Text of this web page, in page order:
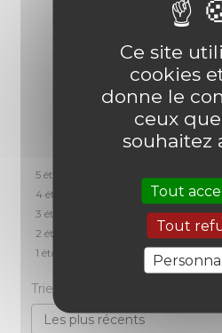
4/
contrôle
Voir tous les
5 étoiles
4 étoiles
3 étoiles
2 étoiles
1 étoile
Trier les avis
Ce site
cookies
donne le
ceux
souhaitez
Tout
Tout